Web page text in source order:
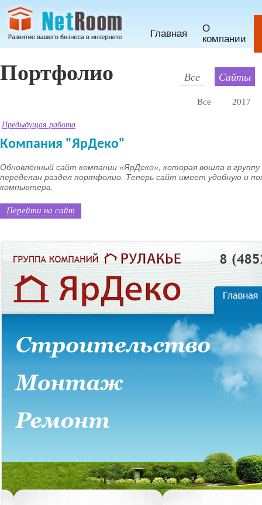
Главная
О
компании
Портфолио Все Сайты
Все 2017
Предыдущая работа
Компания "ЯрДеко"
Обновлённый сайт компании «ЯрДеко», которая вошла в
переделан раздел портфолио. Теперь сайт имеет удобную и
компьютера.
Перейти на сайт